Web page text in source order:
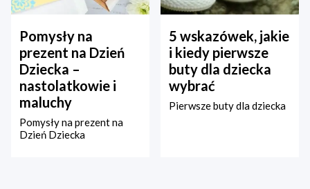
Pomysły na
prezent na Dzień
Dziecka –
nastolatkowie i
maluchy
Pomysły na prezent na
Dzień Dziecka
5 wskazówek, jakie
i kiedy pierwsze
buty dla dziecka
wybrać
Pierwsze buty dla dziecka